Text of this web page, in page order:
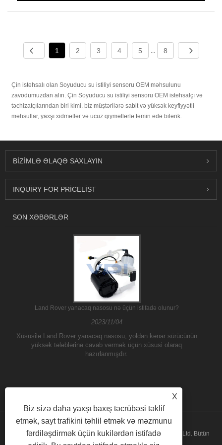
1 2 3 4 5 ... 8
Çin istehsalı olan Soyuducu su istiliyi sensoru OEM məhsulunu
zavodumuzdan alın. Çin Soyuducu su istiliyi sensoru OEM istehsalçı və
təchizatçılarından biri kimi. biz müştərilərə sabit və yüksək keyfiyyətli
məhsullar, yaxşı xidmətlər və ucuz qiymətlərlə təmin edə bilərik.
BIZIMLƏ ƏLAQƏ SAXLAYIN
INQUIRY FOR PRICELIST
SON XƏBƏRLƏR
Land Rover yanacaq nasosu nə üçün istifadə olunur?
2023/11/04
Xüsusilə Land Rover yanacaq nasosu, yoldan kənar sürücünün
yüksək tələblərinə cavab vermək üçün xüsusi olaraq
hazırlanmışdır.
Copyright © 2026 Guangzhou ATH Automotive Electronics Co., Ltd. Bütün
X
Biz sizə daha yaxşı baxış təcrübəsi təklif
etmək, sayt trafikini təhlil etmək və məzmunu
fərdiləşdirmək üçün kukilərdən istifadə